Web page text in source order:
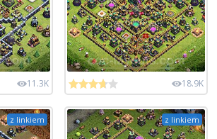
11.3K 18.9K
z linkiem z linkiem